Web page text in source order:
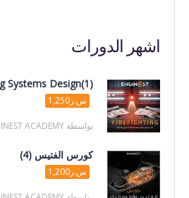
اشهر الدورات
Systems Design(1)
س.ر1,250
بواسطة ENGINEST ACADEMY
كورس الفتيس (4)
س.ر1,200